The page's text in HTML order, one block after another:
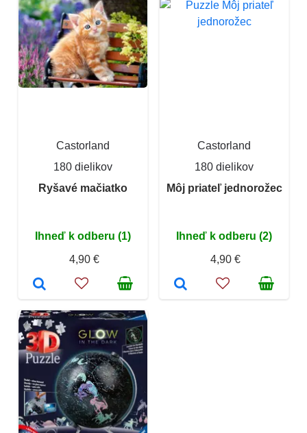
Castorland
180 dielikov
Ryšavé mačiatko
Ihneď k odberu (1)
4,90 €
Castorland
180 dielikov
Môj priateľ jednorožec
Ihneď k odberu (2)
4,90 €